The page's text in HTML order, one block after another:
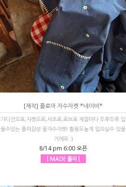
[제작] 플로아 자수자켓 *네이비*
가디건으로,자켓으로,셔츠로,로브로 계절마다 두루두루 입
을수있는 플피감성 꽃자수자켓! 활용도높게 입으실수 있을
거에요 :)
8/14 pm 6:00 오픈